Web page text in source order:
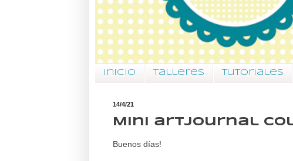
Inicio Talleres Tutoriales
14/4/21
Mini artjournal
Buenos días!